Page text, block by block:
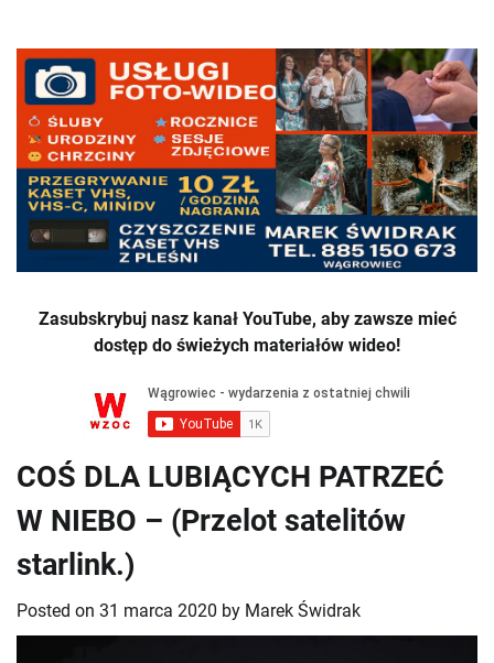
Zasubskrybuj nasz kanał YouTube, aby zawsze mieć
dostęp do świeżych materiałów wideo!
COŚ DLA LUBIĄCYCH PATRZEĆ
W NIEBO – (Przelot satelitów
starlink.)
Posted on 31 marca 2020 by Marek Świdrak